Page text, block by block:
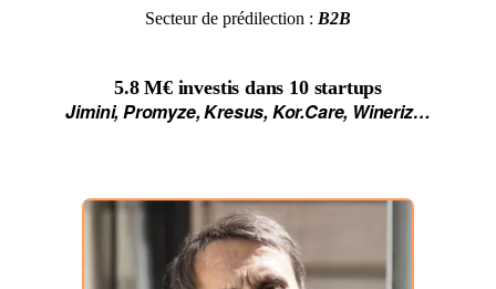
Secteur de prédilection : B2B
5.8 M€investis dans 10 startups
Jimini, Promyze, Kresus, Kor.Care, Wineriz…